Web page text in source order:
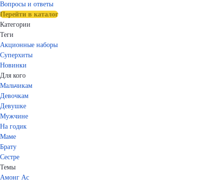
Вопросы и ответы
Перейти в каталог
Категории
Теги
Акционные наборы
Суперхиты
Новинки
Для кого
Мальчикам
Девочкам
Девушке
Мужчине
На годик
Маме
Брату
Сестре
Темы
Амонг Ас